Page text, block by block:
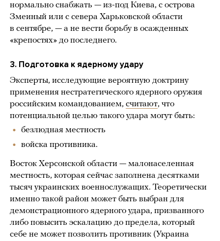
нормально снабжать — из-под Киева, с острова
Змеиный или с севера Харьковской области
в сентябре, — а не вести борьбу в осажденных
«крепостях» до последнего.
3. Подготовка к ядерному удару
Эксперты, исследующие вероятную доктрину
применения нестратегического ядерного оружия
российским командованием, считают, что
потенциальной целью такого удара могут быть:
безлюдная местность
войска противника.
Восток Херсонской области — малонаселенная
местность, которая сейчас заполнена десятками
тысяч украинских военнослужащих. Теоретически
именно такой район может быть выбран для
демонстрационного ядерного удара, призванного
либо повысить эскалацию до предела, который
себе не может позволить противник (Украина